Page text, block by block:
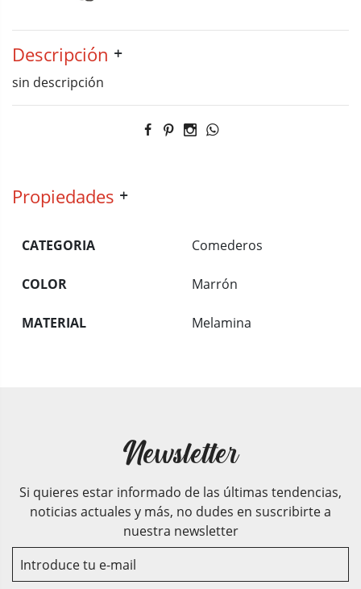
Descripción
sin descripción
Propiedades
CATEGORIA Comederos
COLOR Marrón
MATERIAL Melamina
Newsletter
Si quieres estar informado de las últimas tendencias,
noticias actuales y más, no dudes en suscribirte a
nuestra newsletter